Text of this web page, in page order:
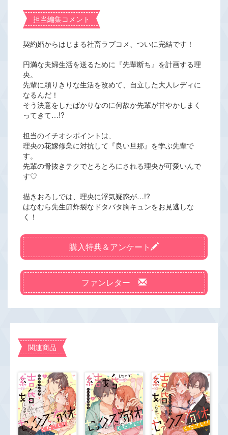
担当編集コメント
契約婚からはじまる社畜ラブコメ、ついに完結です！
円満な夫婦生活を送るために『先輩断ち』を計画する理
央。
先輩に頼りきりな生活を改めて、自立した大人レディに
なるんだ！
そう決意をしたばかりなのに何故か先輩が甘やかしまく
ってきて…!?
担当のイチオシポイントは、
理央の花嫁修業に対抗して『良い旦那』を学ぶ先輩で
す。
先輩の骨抜きテクでとろとろにされる理央が可愛いんで
す♡
描きおろしでは、理央に浮気疑惑が…!?
はなむら先生節炸裂なドタバタ胸キュンをお見逃しな
く！
購入特典＆アンケート
ファンレター
関連商品